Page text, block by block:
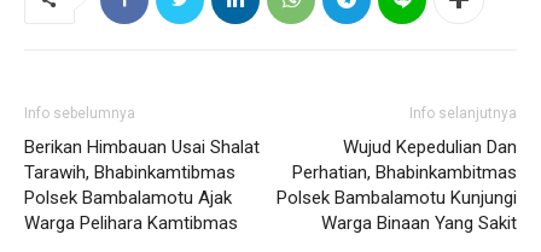
Info sebelumnya
Berikan Himbauan Usai Shalat
Tarawih, Bhabinkamtibmas
Polsek Bambalamotu Ajak
Warga Pelihara Kamtibmas
Info selanjutnya
Wujud Kepedulian Dan
Perhatian, Bhabinkambitmas
Polsek Bambalamotu Kunjungi
Warga Binaan Yang Sakit